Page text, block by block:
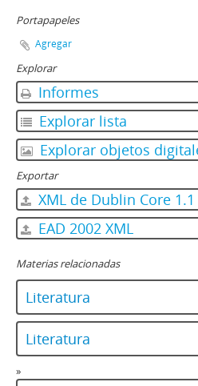
Portapapeles
Agregar
Explorar
Informes
Explorar lista
Explorar objetos
Exportar
XML de Dublin Core 1.1
EAD 2002 XML
Materias relacionadas
Literatura
Literatura
»